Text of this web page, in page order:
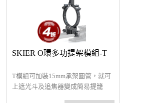
SKIER O環多功提架模組-T
T模組可加裝15mm承架圓管，就可
上遮光斗及追焦器變成簡易提籠